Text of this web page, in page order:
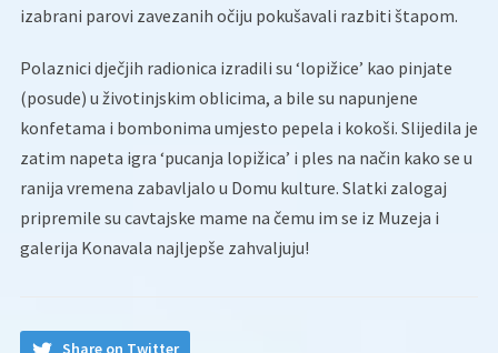
izabrani parovi zavezanih očiju pokušavali razbiti štapom.
Polaznici dječjih radionica izradili su ‘lopižice’ kao pinjate
(posude) u životinjskim oblicima, a bile su napunjene
konfetama i bombonima umjesto pepela i kokoši. Slijedila je
zatim napeta igra ‘pucanja lopižica’ i ples na način kako se u
ranija vremena zabavljalo u Domu kulture. Slatki zalogaj
pripremile su cavtajske mame na čemu im se iz Muzeja i
galerija Konavala najljepše zahvaljuju!
Share on Twitter